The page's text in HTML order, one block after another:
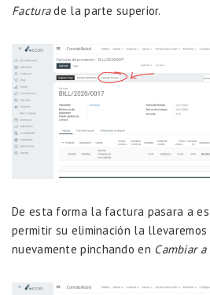
Facturade la parte superior.
De esta forma la factura pasara a
permitir su eliminación la
nuevamente pinchando en Cambiar